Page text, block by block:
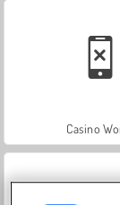
Casino